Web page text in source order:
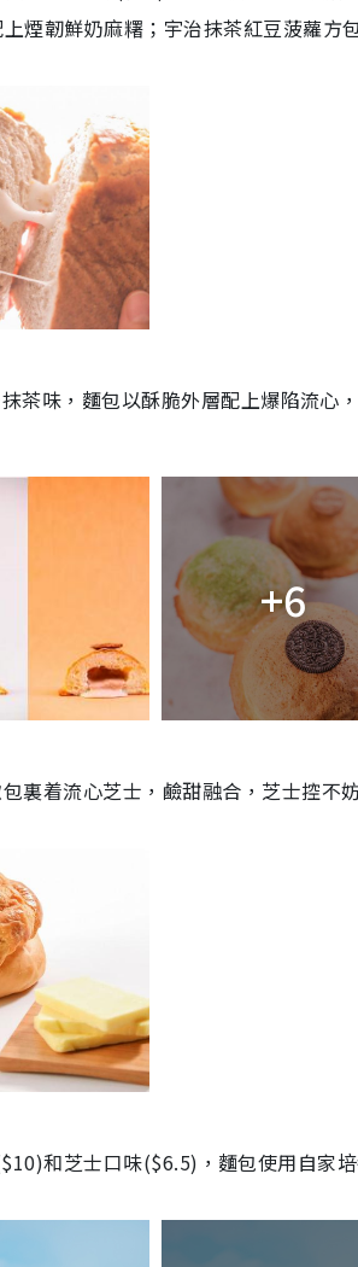
煙韌鮮奶麻糬；宇治抹茶紅豆菠蘿方
茶味，麵包以酥脆外層配上爆陷流心
+6
包裏着流心芝士，鹼甜融合，芝士控不
$10)和芝士口味($6.5) ，麵包使用自家